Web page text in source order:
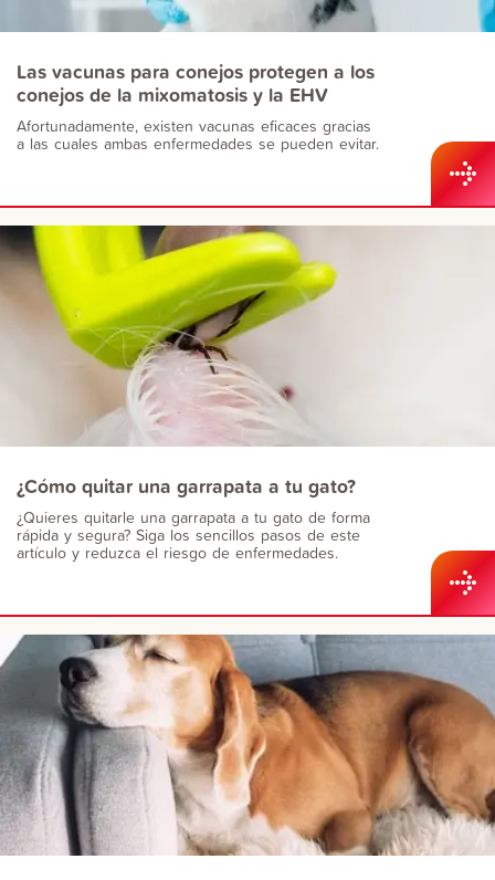
Las vacunas para conejos protegen a los
conejos de la mixomatosis y la EHV
Afortunadamente, existen vacunas eficaces gracias
a las cuales ambas enfermedades se pueden evitar.
¿Cómo quitar una garrapata a tu gato?
¿Quieres quitarle una garrapata a tu gato de forma
rápida y segura? Siga los sencillos pasos de este
artículo y reduzca el riesgo de enfermedades.